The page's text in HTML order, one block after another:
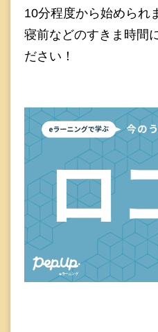
10分程度から始められ
寝前などのすきま時間
ださい！